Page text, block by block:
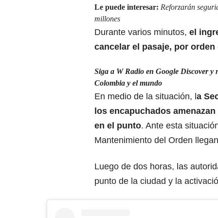
Le puede interesar: Reforzarán
millones
Durante varios minutos, el
cancelar el pasaje, por orden
Siga a W Radio en Google Discover y
Colombia y el mundo
En medio de la situación, l a
los encapuchados
en el punto. Ante esta
Mantenimiento del Orden
Luego de dos horas, las
punto de la ciudad y la